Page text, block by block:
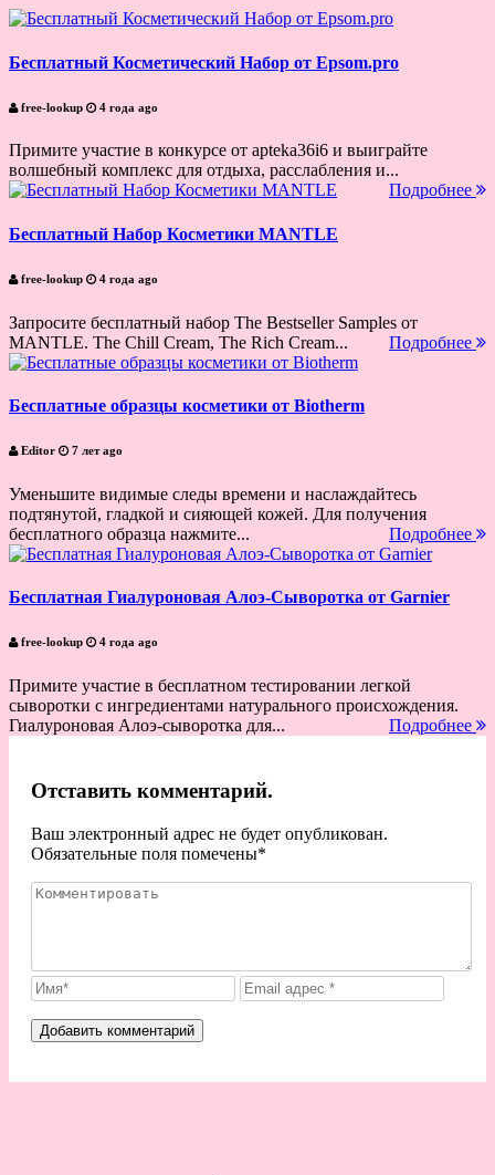
Бесплатный Косметический Набор от Epsom.pro
free-lookup 4 года ago
Примите участие в конкурсе от apteka36i6 и выиграйте
волшебный комплекс для отдыха, расслабления и...
Подробнее
Бесплатный Набор Косметики MANTLE
free-lookup 4 года ago
Запросите бесплатный набор The Bestseller Samples от
MANTLE. The Chill Cream, The Rich Cream...
Подробнее
Бесплатные образцы косметики от Biotherm
Editor 7 лет ago
Уменьшите видимые следы времени и наслаждайтесь
подтянутой, гладкой и сияющей кожей. Для получения
бесплатного образца нажмите...
Подробнее
Бесплатная Гиалуроновая Алоэ-Сыворотка от Garnier
free-lookup 4 года ago
Примите участие в бесплатном тестировании легкой
сыворотки с ингредиентами натурального происхождения.
Гиалуроновая Алоэ-сыворотка для...
Подробнее
Отставить комментарий.
Ваш электронный адрес не будет опубликован.
Обязательные поля помечены*